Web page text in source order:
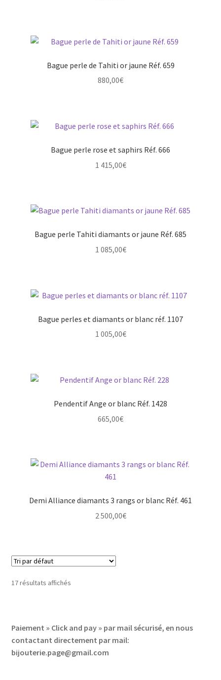
Bague perle de Tahiti or jaune Réf. 659
880,00€
Bague perle rose et saphirs Réf. 666
1 415,00€
Bague perle Tahiti diamants or jaune Réf. 685
1 085,00€
Bague perles et diamants or blanc réf. 1107
1 005,00€
Pendentif Ange or blanc Réf. 1428
665,00€
Demi Alliance diamants 3 rangs or blanc Réf. 461
2 500,00€
17 résultats affichés
Paiement » Click and pay » par mail sécurisé, en nous
contactant directement par mail:
bijouterie.page@gmail.com